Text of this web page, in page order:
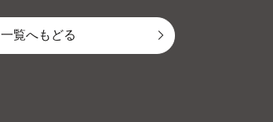
一覧へもどる